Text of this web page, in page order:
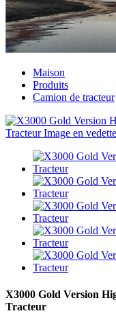
Maison
Produits
Camion de tracteur
X3000 Gold Version
Tracteur